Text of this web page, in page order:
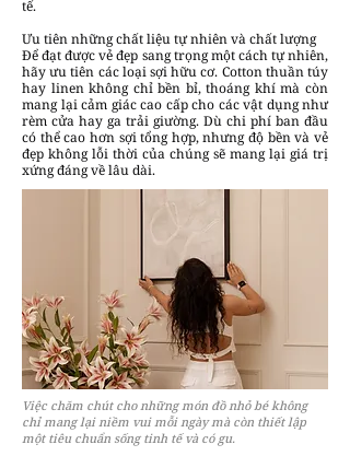
tế.
Ưu tiên những chất liệu tự nhiên và chất lượng
Để đạt được vẻ đẹp sang trọng một cách tự nhiên,
hãy ưu tiên các loại sợi hữu cơ. Cotton thuần túy
hay linen không chỉ bền bỉ, thoáng khí mà còn
mang lại cảm giác cao cấp cho các vật dụng như
rèm cửa hay ga trải giường. Dù chi phí ban đầu
có thể cao hơn sợi tổng hợp, nhưng độ bền và vẻ
đẹp không lỗi thời của chúng sẽ mang lại giá trị
xứng đáng về lâu dài.
Việc chăm chút cho những món đồ nhỏ bé không
chỉ mang lại niềm vui mỗi ngày mà còn thiết lập
một tiêu chuẩn sống tinh tế và có gu.